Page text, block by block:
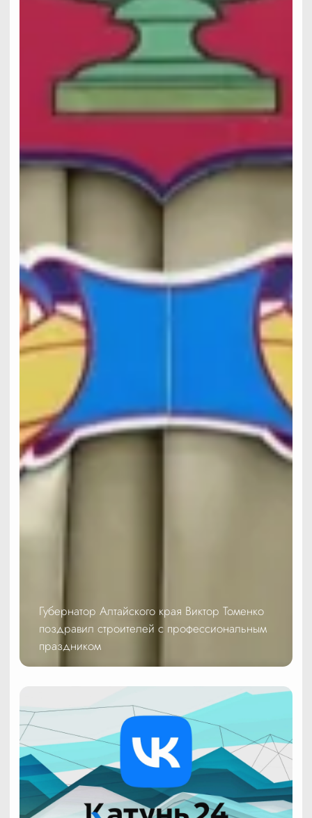
Губернатор Алтайского края Виктор Томенко
поздравил строителей с профессиональным
праздником